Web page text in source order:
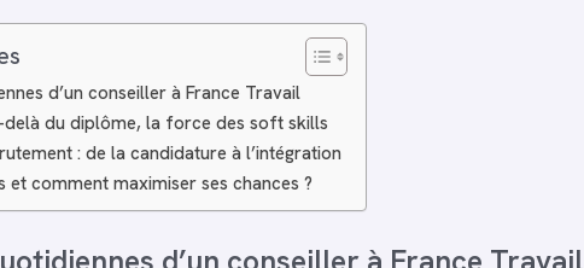
d’un conseiller à France Travail
delà du diplôme, la force des soft skills
: de la candidature à l’intégration
comment maximiser ses chances ?